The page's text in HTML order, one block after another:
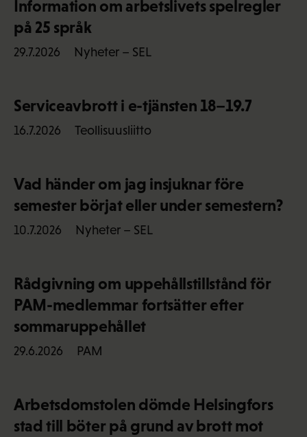
Information om arbetslivets spelregler
på 25 språk
29.7.2026 Nyheter – SEL
Serviceavbrott i e-tjänsten 18–19.7
16.7.2026 Teollisuusliitto
Vad händer om jag insjuknar före
semester börjat eller under semestern?
10.7.2026 Nyheter – SEL
Rådgivning om uppehållstillstånd för
PAM-medlemmar fortsätter efter
sommaruppehållet
29.6.2026 PAM
Arbetsdomstolen dömde Helsingfors
stad till böter på grund av brott mot